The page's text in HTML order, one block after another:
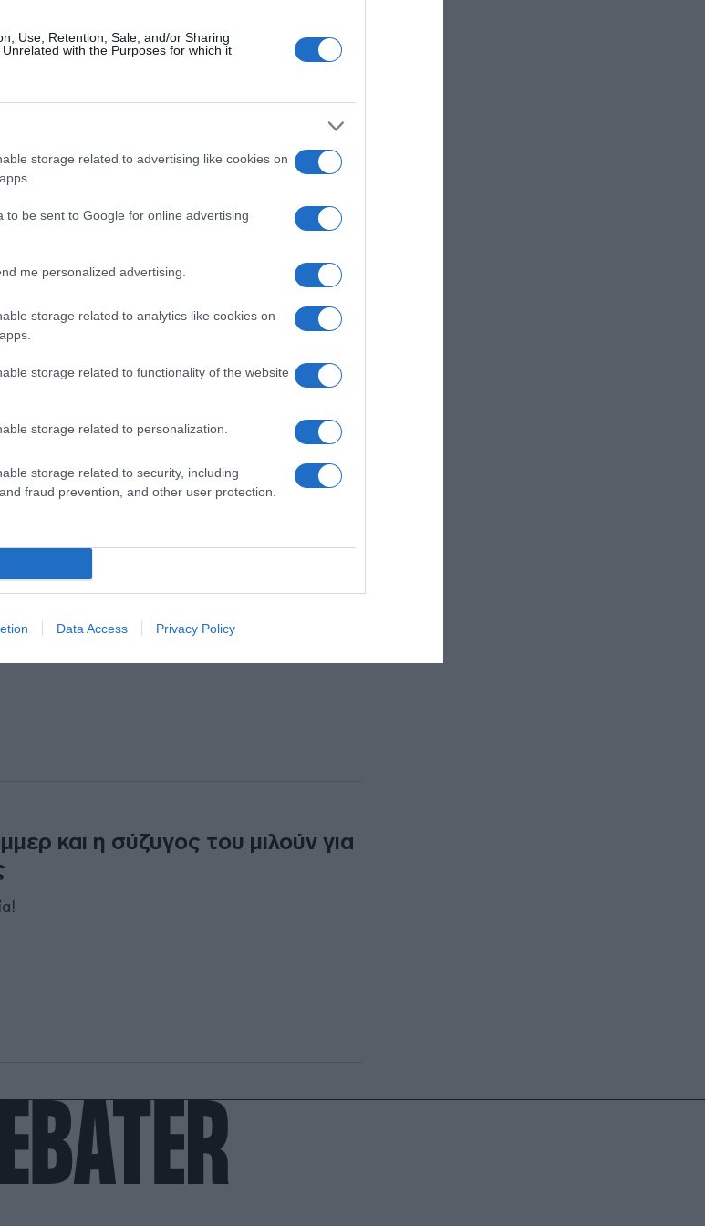
Use, Retention, Sale, and/or Sharing
with the Purposes for which it
storage related to advertising like cookies on
to be sent to Google for online advertising
me personalized advertising.
storage related to analytics like cookies on
storage related to functionality of the website
storage related to personalization.
storage related to security, including
fraud prevention, and other user protection.
Data Access Privacy Policy
σπάνιο όνομα που θα δώσουν
ο Κώστας Σόμμερ και η
(pic&vid)
δεύτερη φορά ο Κώστας Σόμμερ
στο Instagram (pic)
Παπαδάκη
και η σύζυγος του μιλούν για